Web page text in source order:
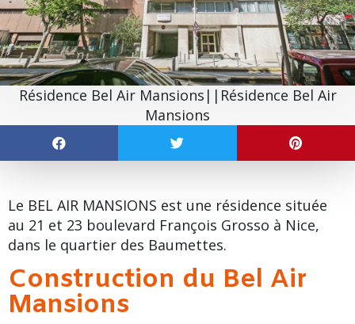
Résidence Bel Air Mansions||Résidence Bel Air
Mansions
Le BEL AIR MANSIONS est une résidence située
au 21 et 23 boulevard François Grosso à Nice,
dans le quartier des Baumettes.
Construction du Bel Air
Mansions